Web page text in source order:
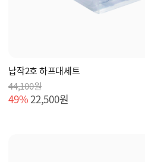
납작2호 하프대세트
44,100원
49%22,500원